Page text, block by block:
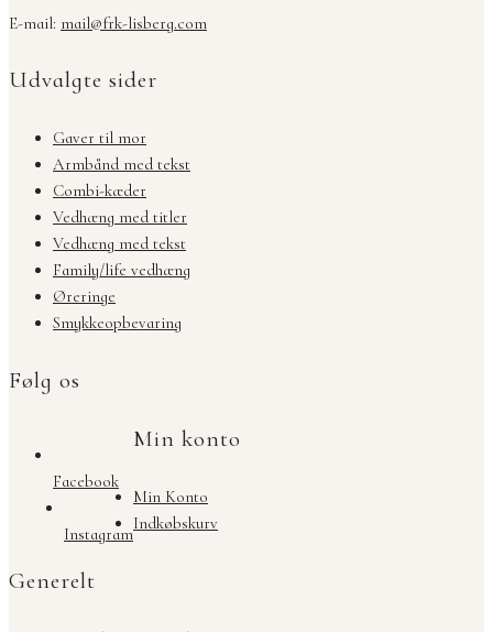
E-mail: mail@frk-lisberg.com
Udvalgte sider
Gaver til mor
Armbånd med tekst
Combi-kæder
Vedhæng med titler
Vedhæng med tekst
Family/life vedhæng
Øreringe
Smykkeopbevaring
Følg os
Facebook
Instagram
Min konto
Min Konto
Indkøbskurv
Generelt